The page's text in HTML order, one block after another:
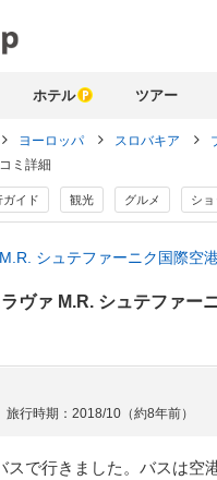
ホテル ツアー
ヨーロッパ スロバキア
ミ詳細
ガイド 観光 グルメ シ
シュテファーニク国際空
ヴァ M.R. シュテファー
旅行時期：2018/10（約8年前）
スで行きました。バスは空